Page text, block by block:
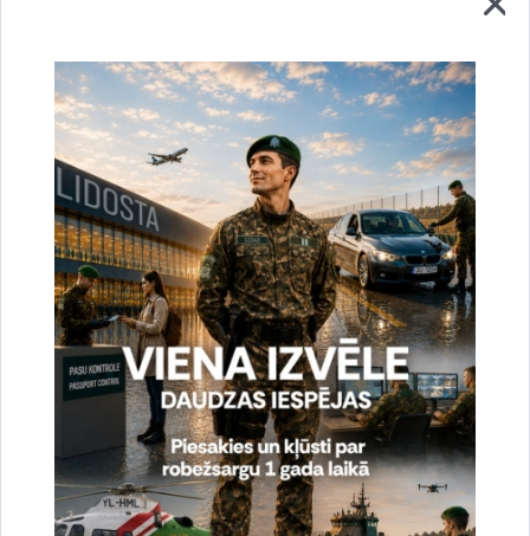
Valsts robežas drošības prioritāte un kvalitatīva migrācijas
kontrole, tostarp nelegālās migrācijas apkarošana, Krievijas
un Baltkrievijas īstenoto hibrīdapdraudējumu apstākļos
joprojām ir aktuāla Nacionālās drošības sastāvdaļa. Tāpēc
Iekšlietu ministrija atbalsta un arī turpmāk atbalstīs iniciatīvas,
kas vērstas uz vēl labāku kontroles pasākumu nodrošināšanu
uz Latvijas un ES ārējās robežas.
Sagatavoja:
Iekšlietu ministrijas
Stratēģiskās komunikācijas departaments
kn@iem.gov.lv
Saistītas tēmas